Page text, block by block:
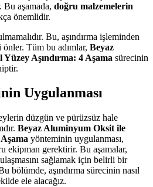
Bu aşamada, doğru malzemelerin
önemlidir.
Bu, aşındırma işleminden
Tüm bu adımlar, Beyaz
Aşındırma: 4 Aşama sürecinin
Uygulanması
düzgün ve pürüzsüz hale
Beyaz Aluminyum Oksit ile
yönteminin uygulanması,
ekipman gerektirir. Bu aşamalar,
sağlamak için belirli bir
bölümde, aşındırma sürecinin nasıl
ele alacağız.